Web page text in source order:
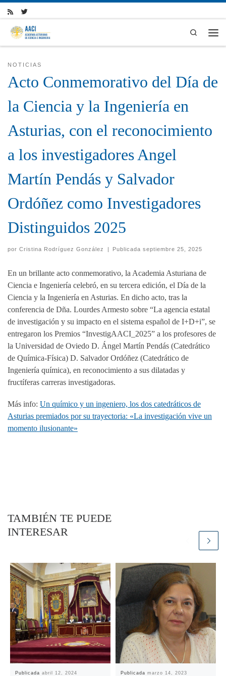
Skip to content
Search
NOTICIAS
Acto Conmemorativo del Día de
la Ciencia y la Ingeniería en
Asturias, con el reconocimiento
a los investigadores Angel
Martín Pendás y Salvador
Ordóñez como Investigadores
Distinguidos 2025
por Cristina Rodríguez González | Publicadaseptiembre 25, 2025
En un brillante acto conmemorativo, la Academia Asturiana de
Ciencia e Ingeniería celebró, en su tercera edición, el Día de la
Ciencia y la Ingeniería en Asturias. En dicho acto, tras la
conferencia de Dña. Lourdes Armesto sobre “La agencia estatal
de investigación y su impacto en el sistema español de I+D+i”, se
entregaron los Premios “InvestigAACI_2025” a los profesores de
la Universidad de Oviedo D. Ángel Martín Pendás (Catedrático
de Química-Física) D. Salvador Ordóñez (Catedrático de
Ingeniería química), en reconocimiento a sus dilatadas y
fructíferas carreras investigadoras.
Más info: Un químico y un ingeniero, los dos catedráticos de
Asturias premiados por su trayectoria: «La investigación vive un
momento ilusionante»
TAMBIÉN TE PUEDE
INTERESAR
Publicadaabril 12, 2024 Publicadamarzo 14, 2023